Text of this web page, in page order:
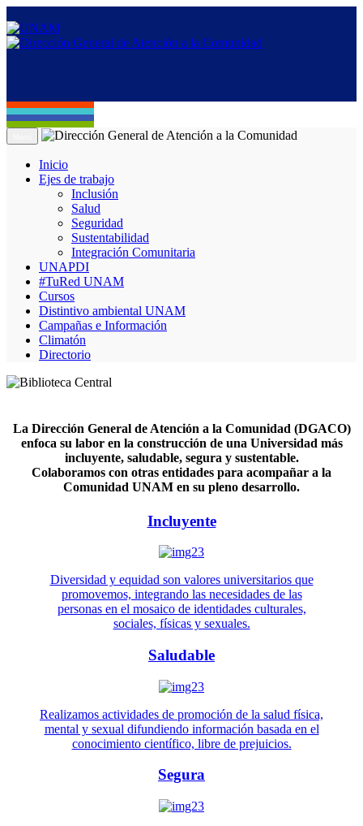
Inicio
Ejes de trabajo
Inclusión
Salud
Seguridad
Sustentabilidad
Integración Comunitaria
UNAPDI
#TuRed UNAM
Cursos
Distintivo ambiental UNAM
Campañas e Información
Climatón
Directorio
La Dirección General de Atención a la Comunidad (DGACO)
enfoca su labor en la construcción de una Universidad más
incluyente, saludable, segura y sustentable.
Colaboramos con otras entidades para acompañar a la
Comunidad UNAM en su pleno desarrollo.
Incluyente
Diversidad y equidad son valores universitarios que
promovemos, integrando las necesidades de las
personas en el mosaico de identidades culturales,
sociales, físicas y sexuales.
Saludable
Realizamos actividades de promoción de la salud física,
mental y sexual difundiendo información basada en el
conocimiento científico, libre de prejuicios.
Segura